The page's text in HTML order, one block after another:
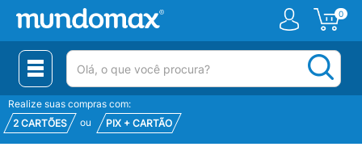
0
(pesquisar)
Realize suas compras com:
2 CARTÕES
ou PIX + CARTÃO